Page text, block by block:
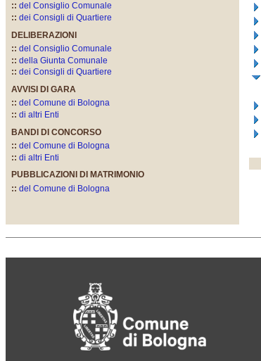
:: del Consiglio Comunale
:: dei Consigli di Quartiere
DELIBERAZIONI
:: del Consiglio Comunale
:: della Giunta Comunale
:: dei Consigli di Quartiere
AVVISI DI GARA
:: del Comune di Bologna
:: di altri Enti
BANDI DI CONCORSO
:: del Comune di Bologna
:: di altri Enti
PUBBLICAZIONI DI MATRIMONIO
:: del Comune di Bologna